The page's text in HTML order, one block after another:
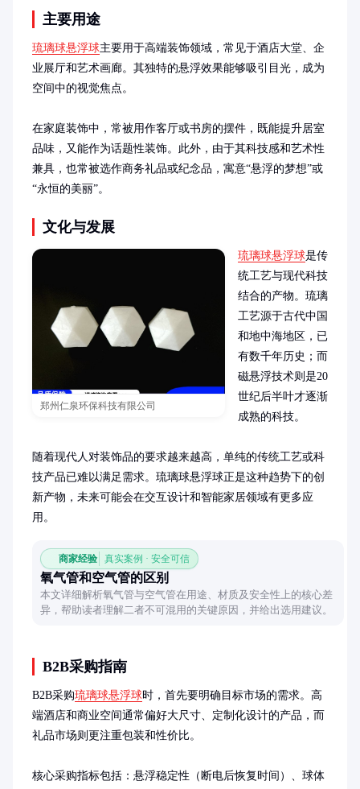
主要用途
琉璃球悬浮球主要用于高端装饰领域，常见于酒店大堂、企
业展厅和艺术画廊。其独特的悬浮效果能够吸引目光，成为
空间中的视觉焦点。
在家庭装饰中，常被用作客厅或书房的摆件，既能提升居室
品味，又能作为话题性装饰。此外，由于其科技感和艺术性
兼具，也常被选作商务礼品或纪念品，寓意“悬浮的梦想”或
“永恒的美丽”。
文化与发展
郑州仁泉环保科技有限公司
琉璃球悬浮球是传
统工艺与现代科技
结合的产物。琉璃
工艺源于古代中国
和地中海地区，已
有数千年历史；而
磁悬浮技术则是20
世纪后半叶才逐渐
成熟的科技。
随着现代人对装饰品的要求越来越高，单纯的传统工艺或科
技产品已难以满足需求。琉璃球悬浮球正是这种趋势下的创
新产物，未来可能会在交互设计和智能家居领域有更多应
用。
商家经验 真实案例 · 安全可信
氧气管和空气管的区别
本文详细解析氧气管与空气管在用途、材质及安全性上的核心差
异，帮助读者理解二者不可混用的关键原因，并给出选用建议。
B2B采购指南
B2B采购琉璃球悬浮球时，首先要明确目标市场的需求。高
端酒店和商业空间通常偏好大尺寸、定制化设计的产品，而
礼品市场则更注重包装和性价比。
核心采购指标包括：悬浮稳定性（断电后恢复时间）、球体